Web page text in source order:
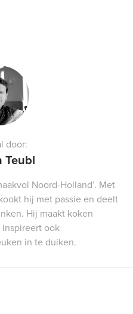
door:
Teubl
Noord-Holland’. Met
hij met passie en deelt
Hij maakt koken
ook
in te duiken.